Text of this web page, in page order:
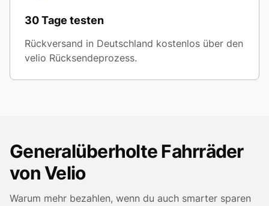
30 Tage testen
Rückversand in Deutschland kostenlos über den
velio Rücksendeprozess.
Generalüberholte Fahrräder
von Velio
Warum mehr bezahlen, wenn du auch smarter sparen